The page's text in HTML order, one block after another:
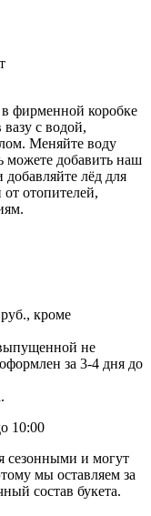
фирменной коробке
вазу с водой,
Меняйте воду
можете добавить наш
лёд для
отопителей,
руб., кроме
не
за 3-4 дня до
10:00
сезонными и могут
мы оставляем за
состав букета.